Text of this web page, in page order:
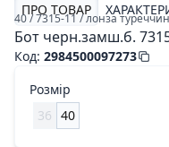
ПРО ТОВАР
40 / 7315-11 / лонза
Бот черн.замш.б.
Код: 2984500097273
Розмір
36 40